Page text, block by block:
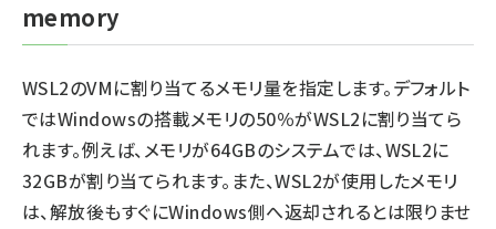
memory
WSL2のVMに割り当てるメモリ量を指定します。デフォルト
ではWindowsの搭載メモリの50％がWSL2に割り当てら
れます。例えば、メモリが64GBのシステムでは、WSL2に
32GBが割り当てられます。また、WSL2が使用したメモリ
は、解放後もすぐにWindows側へ返却されるとは限りませ